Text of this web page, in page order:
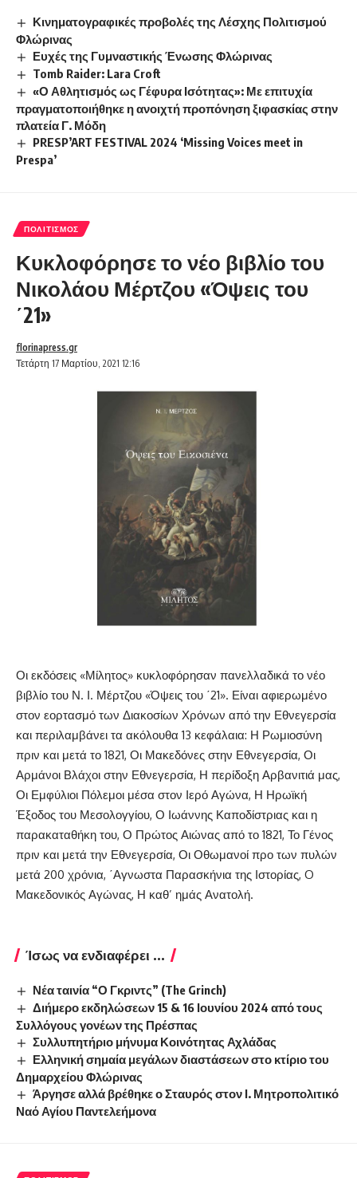
Κινηματογραφικές προβολές της Λέσχης Πολιτισμού
Φλώρινας
Ευχές της Γυμναστικής Ένωσης Φλώρινας
Tomb Raider: Lara Croft
«Ο Αθλητισμός ως Γέφυρα Ισότητας»: Με επιτυχία
πραγματοποιήθηκε η ανοιχτή προπόνηση ξιφασκίας στην
πλατεία Γ. Μόδη
PRESP’ART FESTIVAL 2024 ‘Missing Voices meet in
Prespa’
ΠΟΛΙΤΙΣΜΌΣ
Κυκλοφόρησε το νέο βιβλίο του
Νικολάου Μέρτζου «Όψεις του
΄21»
Τετάρτη 17 Μαρτίου, 2021 12:16
florinapress.gr
Οι εκδόσεις «Μίλητος» κυκλοφόρησαν πανελλαδικά το νέο
βιβλίο του Ν. Ι. Μέρτζου «Όψεις του ΄21». Είναι αφιερωμένο
στον εορτασμό των Διακοσίων Χρόνων από την Εθνεγερσία
και περιλαμβάνει τα ακόλουθα 13 κεφάλαια: Η Ρωμιοσύνη
πριν και μετά το 1821, Οι Μακεδόνες στην Εθνεγερσία, Οι
Αρμάνοι Βλάχοι στην Εθνεγερσία, Η περίδοξη Αρβανιτιά μας,
Οι Εμφύλιοι Πόλεμοι μέσα στον Ιερό Αγώνα, Η Ηρωϊκή
Έξοδος του Μεσολογγίου, Ο Ιωάννης Καποδίστριας και η
παρακαταθήκη του, Ο Πρώτος Αιώνας από το 1821, Το Γένος
πριν και μετά την Εθνεγερσία, Οι Οθωμανοί προ των πυλών
μετά 200 χρόνια, ΄Αγνωστα Παρασκήνια της Ιστορίας, O
Mακεδονικός Αγώνας, Η καθ’ ημάς Ανατολή.
Ίσως να ενδιαφέρει ...
Νέα ταινία “Ο Γκριντς” (The Grinch)
Διήμερο εκδηλώσεων 15 & 16 Ιουνίου 2024 από τους
Συλλόγους γονέων της Πρέσπας
Συλλυπητήριο μήνυμα Κοινότητας Αχλάδας
Ελληνική σημαία μεγάλων διαστάσεων στο κτίριο του
Δημαρχείου Φλώρινας
Άργησε αλλά βρέθηκε ο Σταυρός στον Ι. Μητροπολιτικό
Ναό Αγίου Παντελεήμονα